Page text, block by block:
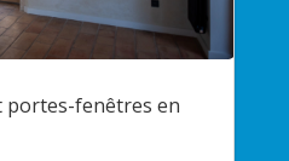
portes-fenêtres en